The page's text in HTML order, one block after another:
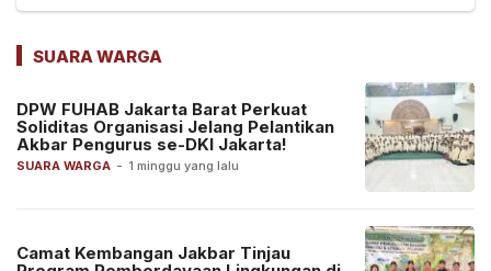
SUARA WARGA
SUARA WARGA - 1 minggu yang lalu
DPW FUHAB Jakarta Barat Perkuat
Soliditas Organisasi Jelang Pelantikan
Akbar Pengurus se-DKI Jakarta!
Camat Kembangan Jakbar Tinjau